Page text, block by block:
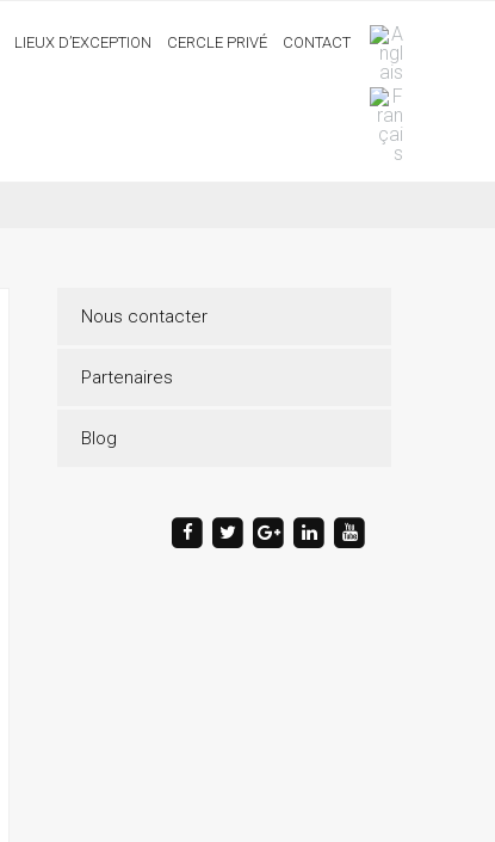
LIEUX D’EXCEPTION CERCLE PRIVÉ CONTACT
Nous contacter
Partenaires
Blog